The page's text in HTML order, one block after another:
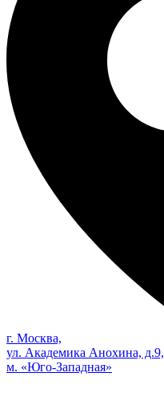
г. Москва,
ул. Академика Анохина, д.9,
м. «Юго-Западная»